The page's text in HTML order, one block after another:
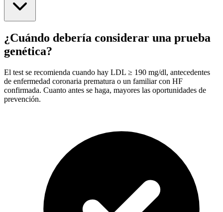
¿Cuándo debería considerar una prueba
genética?
El test se recomienda cuando hay LDL ≥ 190 mg/dl, antecedentes
de enfermedad coronaria prematura o un familiar con HF
confirmada. Cuanto antes se haga, mayores las oportunidades de
prevención.